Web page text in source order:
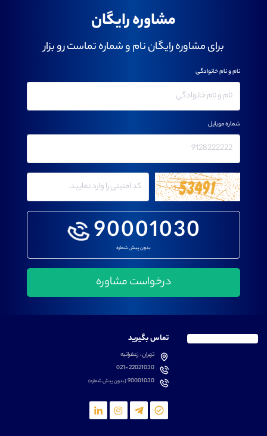
مشاوره رایگان
برای مشاوره رایگان نام و شماره تماست رو بزار
90001030
بدون پیش شماره
نام و نام خانوادگی
شماره موبایل
تماس بگیرید
تهران، زعفرانیه
021-22021030
90001030(بدون پیش شماره)